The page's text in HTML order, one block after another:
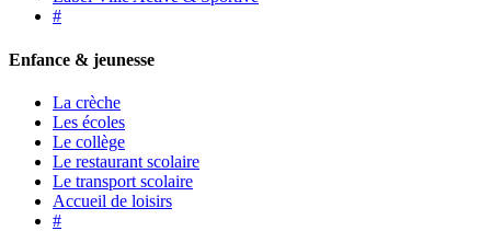
#
Enfance & jeunesse
La crèche
Les écoles
Le collège
Le restaurant scolaire
Le transport scolaire
Accueil de loisirs
#